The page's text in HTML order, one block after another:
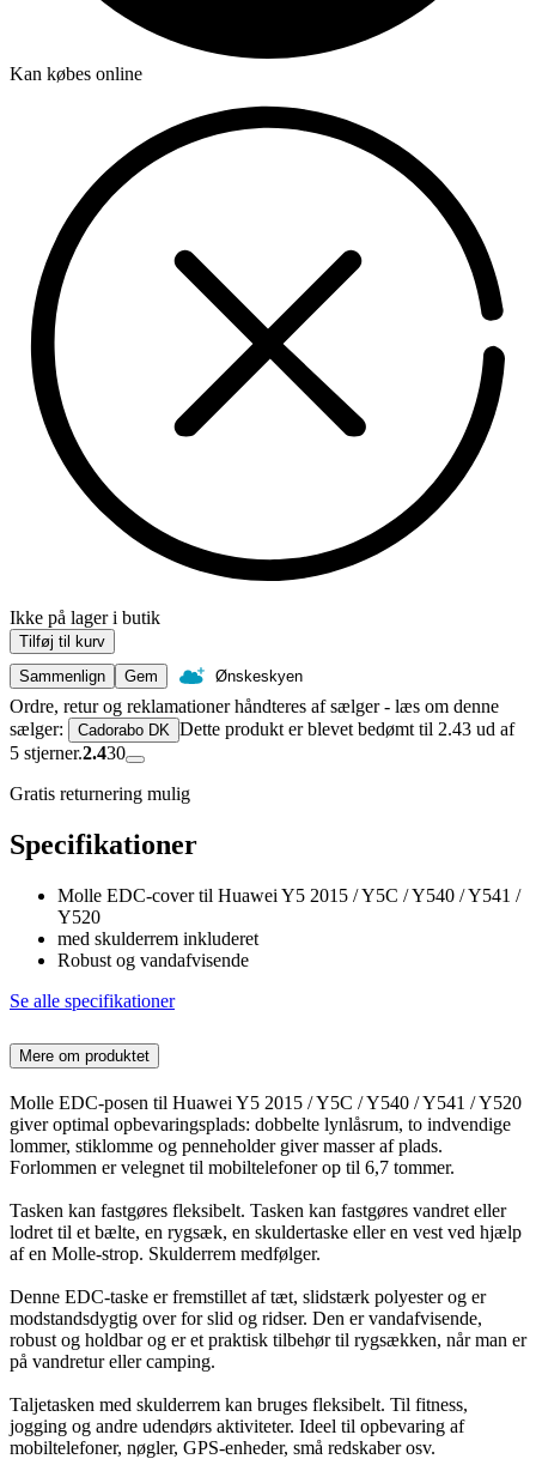
Kan købes online
Ikke på lager i butik
Tilføj til kurv
Sammenlign
Gem Ønskeskyen
Ordre, retur og reklamationer håndteres af sælger - læs om denne
sælger:
Cadorabo DK Dette produkt er blevet bedømt til 2.43 ud af
5 stjerner.2.430
Gratis returnering mulig
Specifikationer
Molle EDC-cover til Huawei Y5 2015 / Y5C / Y540 / Y541 /
Y520
med skulderrem inkluderet
Robust og vandafvisende
Se alle specifikationer
Mere om produktet
Molle EDC-posen til Huawei Y5 2015 / Y5C / Y540 / Y541 / Y520
giver optimal opbevaringsplads: dobbelte lynlåsrum, to indvendige
lommer, stiklomme og penneholder giver masser af plads.
Forlommen er velegnet til mobiltelefoner op til 6,7 tommer.
Tasken kan fastgøres fleksibelt. Tasken kan fastgøres vandret eller
lodret til et bælte, en rygsæk, en skuldertaske eller en vest ved hjælp
af en Molle-strop. Skulderrem medfølger.
Denne EDC-taske er fremstillet af tæt, slidstærk polyester og er
modstandsdygtig over for slid og ridser. Den er vandafvisende,
robust og holdbar og er et praktisk tilbehør til rygsækken, når man er
på vandretur eller camping.
Taljetasken med skulderrem kan bruges fleksibelt. Til fitness,
jogging og andre udendørs aktiviteter. Ideel til opbevaring af
mobiltelefoner, nøgler, GPS-enheder, små redskaber osv.